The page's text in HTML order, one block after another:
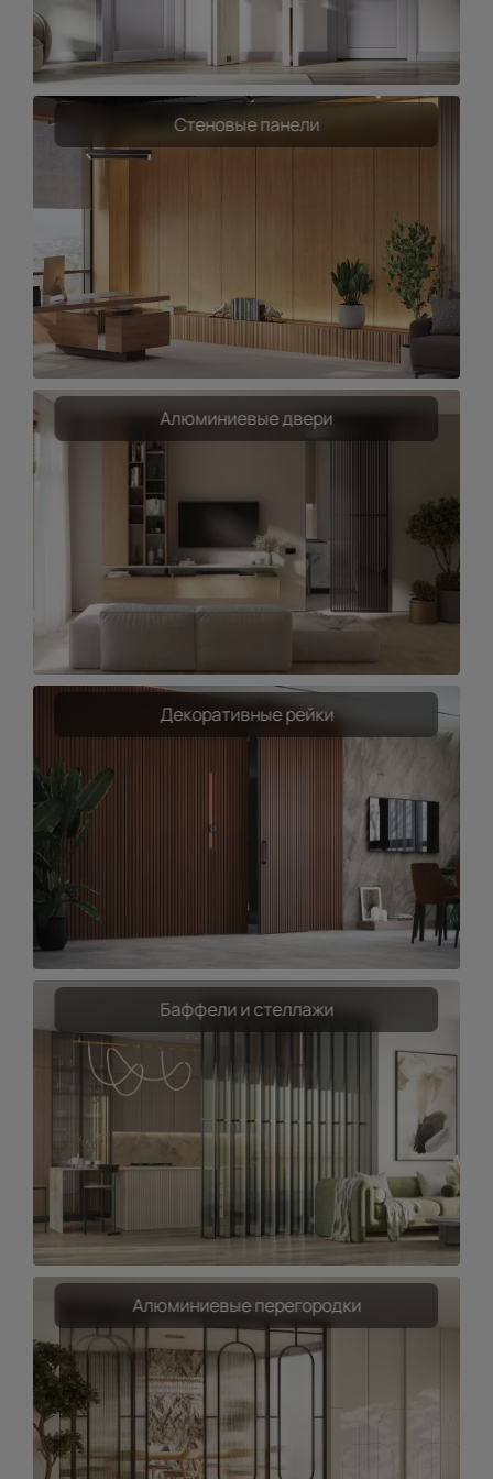
Стеновые панели
Алюминиевые двери
Декоративные рейки
Баффели и стеллажи
Алюминиевые перегородки